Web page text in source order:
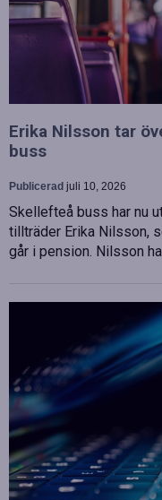
Erika Nilsson tar
buss
Publicerad juli 10, 2026
Skellefteå buss har nu
tillträder Erika Nilsson,
går i pension. Nilsson